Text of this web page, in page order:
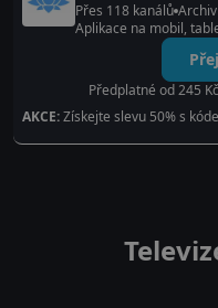
Přes 118 kanálů
Aplikace na mobil,
Předplatné od 245
AKCE:Získejte slevu 50% s